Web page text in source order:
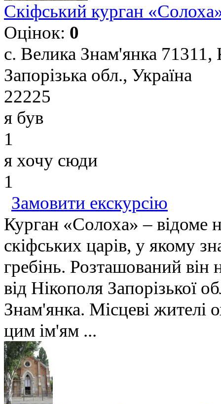
Скіфський курган
Оцінок: 0
с. Велика Знам'янка
Запорізька обл., Україна
22225
я був
1
я хочу сюди
1
Замовити екскурсію
Курган «Солоха» – відоме
скіфських царів, у якому
гребінь. Розташований він
від Нікополя Запорізької
Знам'янка. Місцеві жителі
цим ім'ям ...